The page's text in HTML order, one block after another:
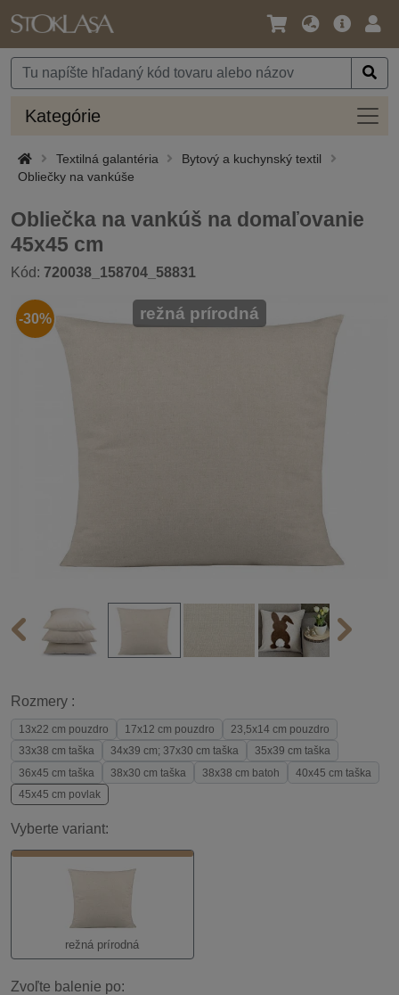
Jazyk
Mena
Hlavná
Kategórie
Textilná galantéria
Bytový a kuchynský textil
Obliečky na vankúše
Obliečka na vankúš na domaľovanie
45x45 cm
Kód: 720038_158704_58831
-30% režná prírodná
Rozmery :
13x22 cm pouzdro 17x12 cm pouzdro
23,5x14 cm pouzdro
33x38 cm taška
34x39 cm; 37x30 cm taška
35x39 cm taška
36x45 cm taška
38x30 cm taška 38x38 cm batoh
40x45 cm taška
45x45 cm povlak
Vyberte variant:
režná prírodná
Zvoľte balenie po: